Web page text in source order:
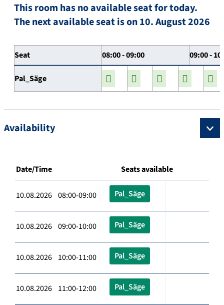
This room has no available seat for today.
The next available seat is on 10. August 2026
Seat 08:00 - 09:00 09:00 -
Pal_Säge
Availability
Date/Time Seats available
10.08.2026 08:00-09:00 Pal_Säge
10.08.2026 09:00-10:00 Pal_Säge
10.08.2026 10:00-11:00 Pal_Säge
10.08.2026 11:00-12:00 Pal_Säge